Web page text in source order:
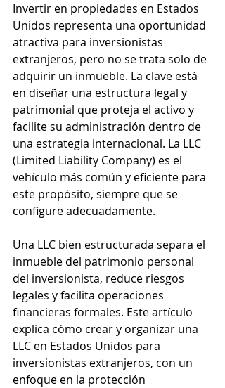
Invertir en propiedades en Estados
Unidos representa una oportunidad
atractiva para inversionistas
extranjeros, pero no se trata solo de
adquirir un inmueble. La clave está
en diseñar una estructura legal y
patrimonial que proteja el activo y
facilite su administración dentro de
una estrategia internacional. La LLC
(Limited Liability Company) es el
vehículo más común y eficiente para
este propósito, siempre que se
configure adecuadamente.
Una LLC bien estructurada separa el
inmueble del patrimonio personal
del inversionista, reduce riesgos
legales y facilita operaciones
financieras formales. Este artículo
explica cómo crear y organizar una
LLC en Estados Unidos para
inversionistas extranjeros, con un
enfoque en la protección